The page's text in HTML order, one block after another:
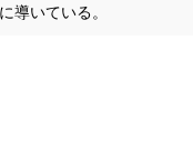
導いている。